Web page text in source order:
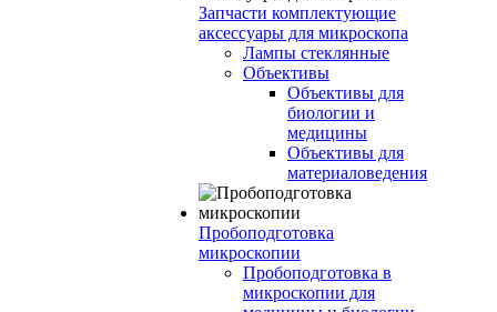
Запчасти комплектующие
аксессуары для микроскопа
Лампы стеклянные
Объективы
Объективы для
биологии и
медицины
Объективы для
материаловедения
Пробоподготовка
микроскопии
Пробоподготовка в
микроскопии для